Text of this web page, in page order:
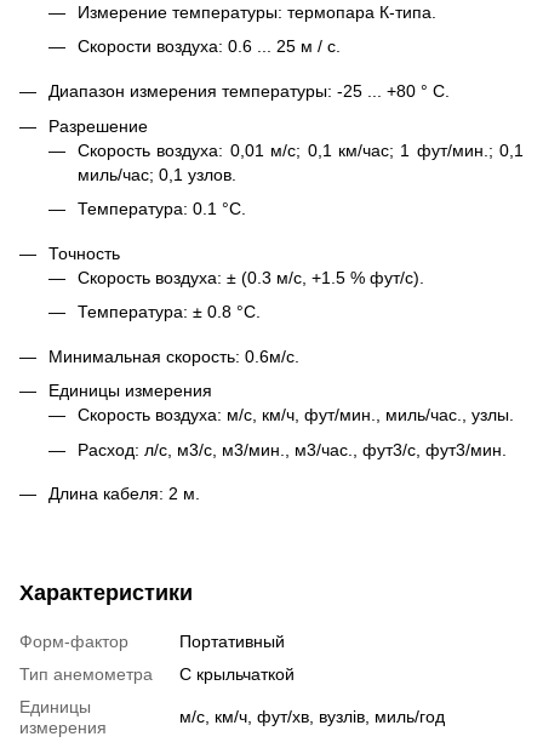
Измерение температуры: термопара К-типа.
Скорости воздуха: 0.6 ... 25 м / с.
Диапазон измерения температуры: -25 ... +80 ° C.
Разрешение
Скорость воздуха: 0,01 м/с; 0,1 км/час; 1 фут/мин.; 0,1
миль/час; 0,1 узлов.
Температура: 0.1 °С.
Точность
Скорость воздуха: ± (0.3 м/с, +1.5 % фут/с).
Температура: ± 0.8 °С.
Минимальная скорость: 0.6м/с.
Единицы измерения
Скорость воздуха: м/с, км/ч, фут/мин., миль/час., узлы.
Расход: л/с, м3/с, м3/мин., м3/час., фут3/с, фут3/мин.
Длина кабеля: 2 м.
Характеристики
Форм-фактор
Портативный
Тип анемометра
С крыльчаткой
Единицы
измерения
м/с, км/ч, фут/хв, вузлів, миль/год